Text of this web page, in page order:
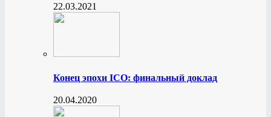
22.03.2021
Конец эпохи ICO: финальный доклад
20.04.2020